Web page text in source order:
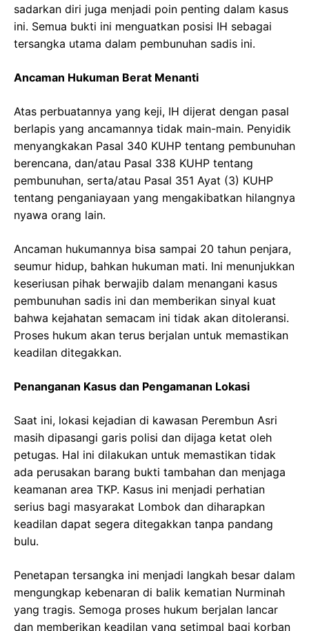
sadarkan diri juga menjadi poin penting dalam kasus
ini. Semua bukti ini menguatkan posisi IH sebagai
tersangka utama dalam pembunuhan sadis ini.
Ancaman Hukuman Berat Menanti
Atas perbuatannya yang keji, IH dijerat dengan pasal
berlapis yang ancamannya tidak main-main. Penyidik
menyangkakan Pasal 340 KUHP tentang pembunuhan
berencana, dan/atau Pasal 338 KUHP tentang
pembunuhan, serta/atau Pasal 351 Ayat (3) KUHP
tentang penganiayaan yang mengakibatkan hilangnya
nyawa orang lain.
Ancaman hukumannya bisa sampai 20 tahun penjara,
seumur hidup, bahkan hukuman mati. Ini menunjukkan
keseriusan pihak berwajib dalam menangani kasus
pembunuhan sadis ini dan memberikan sinyal kuat
bahwa kejahatan semacam ini tidak akan ditoleransi.
Proses hukum akan terus berjalan untuk memastikan
keadilan ditegakkan.
Penanganan Kasus dan Pengamanan Lokasi
Saat ini, lokasi kejadian di kawasan Perembun Asri
masih dipasangi garis polisi dan dijaga ketat oleh
petugas. Hal ini dilakukan untuk memastikan tidak
ada perusakan barang bukti tambahan dan menjaga
keamanan area TKP. Kasus ini menjadi perhatian
serius bagi masyarakat Lombok dan diharapkan
keadilan dapat segera ditegakkan tanpa pandang
bulu.
Penetapan tersangka ini menjadi langkah besar dalam
mengungkap kebenaran di balik kematian Nurminah
yang tragis. Semoga proses hukum berjalan lancar
dan memberikan keadilan yang setimpal bagi korban